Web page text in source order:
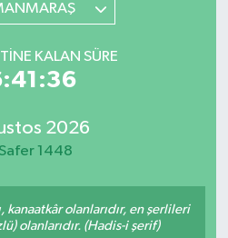
KALAN SÜRE
2026
1448
kanaatkâr olanlarıdır, en şerlileri
olanlarıdır. (Hadis-i şerif)